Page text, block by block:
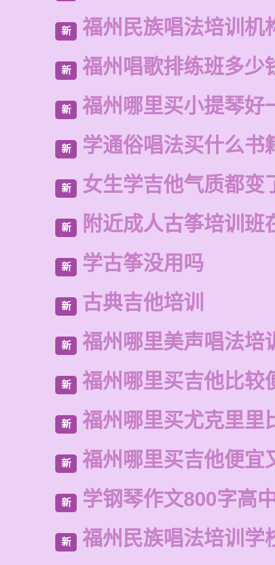
新 福州民族唱法培训机
新 福州唱歌排练班多少
新 福州哪里买小提琴好
新 学通俗唱法买什么书
新 女生学吉他气质都变
新 附近成人古筝培训班
新 学古筝没用吗
新 古典吉他培训
新 福州哪里美声唱法培
新 福州哪里买吉他比较
新 福州哪里买尤克里里
新 福州哪里买吉他便宜
新 学钢琴作文800字高
新 福州民族唱法培训学